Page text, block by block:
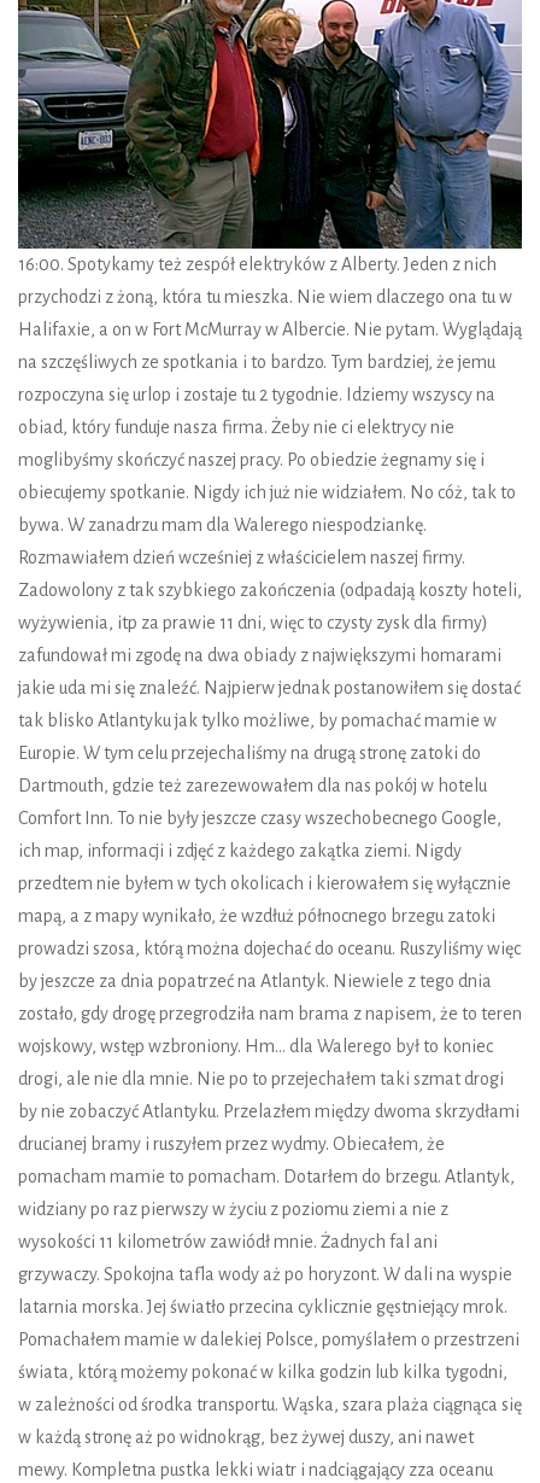
16:00. Spotykamy też zespół elektryków z Alberty. Jeden z nich
przychodzi z żoną, która tu mieszka. Nie wiem dlaczego ona tu w
Halifaxie, a on w Fort McMurray w Albercie. Nie pytam. Wyglądają
na szczęśliwych ze spotkania i to bardzo. Tym bardziej, że jemu
rozpoczyna się urlop i zostaje tu 2 tygodnie. Idziemy wszyscy na
obiad, który funduje nasza firma. Żeby nie ci elektrycy nie
moglibyśmy skończyć naszej pracy. Po obiedzie żegnamy się i
obiecujemy spotkanie. Nigdy ich już nie widziałem. No cóż, tak to
bywa. W zanadrzu mam dla Walerego niespodziankę.
Rozmawiałem dzień wcześniej z właścicielem naszej firmy.
Zadowolony z tak szybkiego zakończenia (odpadają koszty hoteli,
wyżywienia, itp za prawie 11 dni, więc to czysty zysk dla firmy)
zafundował mi zgodę na dwa obiady z największymi homarami
jakie uda mi się znaleźć. Najpierw jednak postanowiłem się dostać
tak blisko Atlantyku jak tylko możliwe, by pomachać mamie w
Europie. W tym celu przejechaliśmy na drugą stronę zatoki do
Dartmouth, gdzie też zarezewowałem dla nas pokój w hotelu
Comfort Inn. To nie były jeszcze czasy wszechobecnego Google,
ich map, informacji i zdjęć z każdego zakątka ziemi. Nigdy
przedtem nie byłem w tych okolicach i kierowałem się wyłącznie
mapą, a z mapy wynikało, że wzdłuż północnego brzegu zatoki
prowadzi szosa, którą można dojechać do oceanu. Ruszyliśmy więc
by jeszcze za dnia popatrzeć na Atlantyk. Niewiele z tego dnia
zostało, gdy drogę przegrodziła nam brama z napisem, że to teren
wojskowy, wstęp wzbroniony. Hm... dla Walerego był to koniec
drogi, ale nie dla mnie. Nie po to przejechałem taki szmat drogi
by nie zobaczyć Atlantyku. Przelazłem między dwoma skrzydłami
drucianej bramy i ruszyłem przez wydmy. Obiecałem, że
pomacham mamie to pomacham. Dotarłem do brzegu. Atlantyk,
widziany po raz pierwszy w życiu z poziomu ziemi a nie z
wysokości 11 kilometrów zawiódł mnie. Żadnych fal ani
grzywaczy. Spokojna tafla wody aż po horyzont. W dali na wyspie
latarnia morska. Jej światło przecina cyklicznie gęstniejący mrok.
Pomachałem mamie w dalekiej Polsce, pomyślałem o przestrzeni
świata, którą możemy pokonać w kilka godzin lub kilka tygodni,
w zależności od środka transportu. Wąska, szara plaża ciągnąca się
w każdą stronę aż po widnokrąg, bez żywej duszy, ani nawet
mewy. Kompletna pustka lekki wiatr i nadciągający zza oceanu